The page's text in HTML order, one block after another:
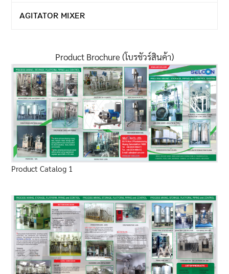
AGITATOR MIXER
Product Brochure (โบรชัวร์สินค้า)
Product Catalog 1